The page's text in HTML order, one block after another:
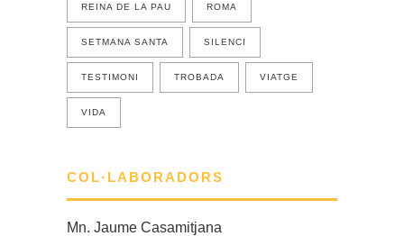
REINA DE LA PAU ROMA
SETMANA SANTA SILENCI
TESTIMONI TROBADA VIATGE
VIDA
COL·LABORADORS
Mn. Jaume Casamitjana